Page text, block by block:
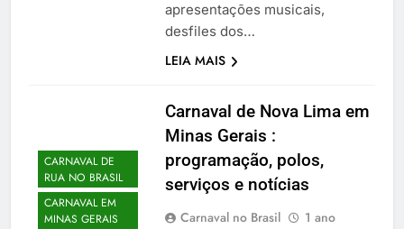
apresentações musicais,
desfiles dos…
LEIA MAIS
CARNAVAL DE
RUA NO BRASIL
CARNAVAL EM
MINAS GERAIS
Carnaval de Nova Lima em
Minas Gerais :
programação, polos,
serviços e notícias
Carnaval no Brasil
1 ano